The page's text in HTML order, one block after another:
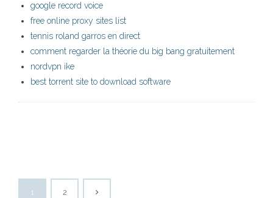
google record voice
free online proxy sites list
tennis roland garros en direct
comment regarder la théorie du big bang gratuitement
nordvpn ike
best torrent site to download software
1 2